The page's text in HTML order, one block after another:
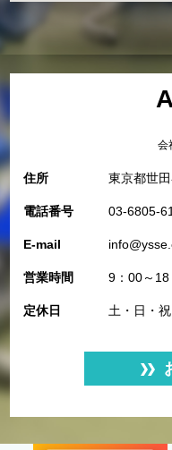
会
住所 東京都世
電話番号 03-6805-
E-mail
営業時間 9：00～18
定休日 土・日・祝